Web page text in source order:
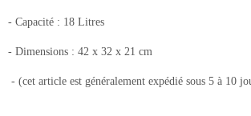
- Capacité : 18 Litres
- Dimensions : 42 x 32 x 21 cm
- (cet article est généralement expédié sous 5 à 10